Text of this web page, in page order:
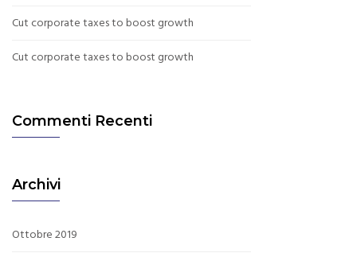
Cut corporate taxes to boost growth
Cut corporate taxes to boost growth
Commenti Recenti
Archivi
Ottobre 2019